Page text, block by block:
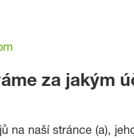
za jakým
na naší stránce (a),